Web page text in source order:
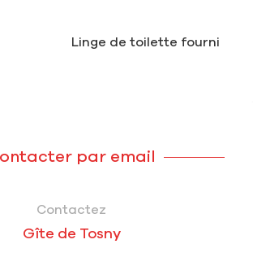
Linge de toilette fourni
par email
Contactez
Gîte de Tosny